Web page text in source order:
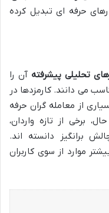
حرفه ای تبدیل کرده
تحلیلی پیشرفته آن را
می دانند. کارمزدها در
از معامله گران حرفه
برخی از تازه واردان،
برانگیز دانسته اند.
در بیشتر موارد از سوی کاربران